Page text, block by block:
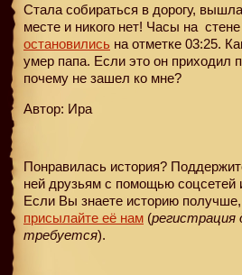
Стала собираться в дорогу,
месте и никого нет! Часы на
остановились на отметке 03:25.
умер папа. Если это он приходил
почему не зашел ко мне?
Автор: Ира
Понравилась история?
ней друзьям с помощью соцсетей
Если Вы знаете историю
присылайте её нам (регистрация
требуется).